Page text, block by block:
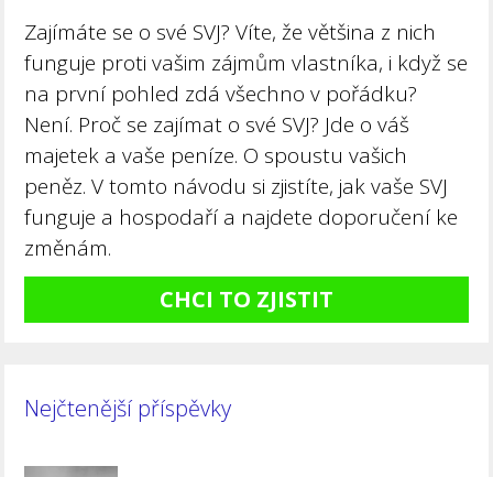
Zajímáte se o své SVJ? Víte, že většina z nich
funguje proti vašim zájmům vlastníka, i když se
na první pohled zdá všechno v pořádku?
Není. Proč se zajímat o své SVJ? Jde o váš
majetek a vaše peníze. O spoustu vašich
peněz. V tomto návodu si zjistíte, jak vaše SVJ
funguje a hospodaří a najdete doporučení ke
změnám.
CHCI TO ZJISTIT
Nejčtenější příspěvky